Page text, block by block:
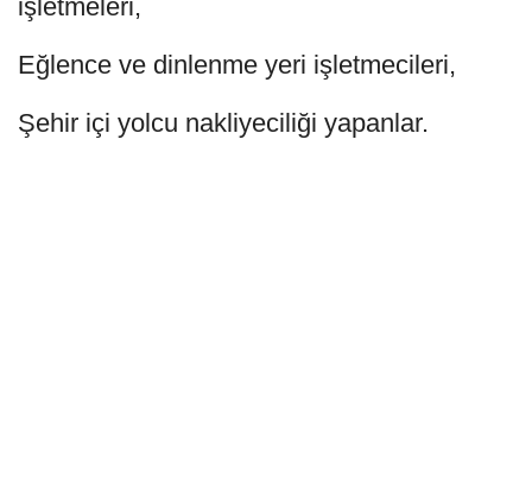
işletmeleri,
Eğlence ve dinlenme yeri işletmecileri,
Şehir içi yolcu nakliyeciliği yapanlar.